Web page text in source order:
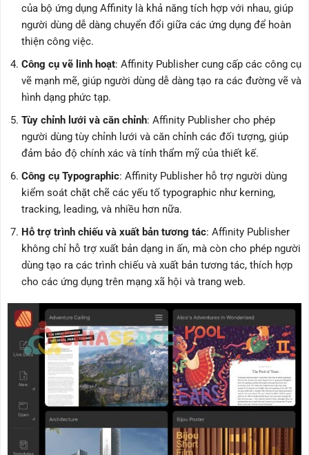
của bộ ứng dụng Affinity là khả năng tích hợp với nhau, giúp
người dùng dễ dàng chuyển đổi giữa các ứng dụng để hoàn
thiện công việc.
Công cụ vẽ linh hoạt: Affinity Publisher cung cấp các công cụ
vẽ mạnh mẽ, giúp người dùng dễ dàng tạo ra các đường vẽ và
hình dạng phức tạp.
Tùy chỉnh lưới và căn chỉnh: Affinity Publisher cho phép
người dùng tùy chỉnh lưới và căn chỉnh các đối tượng, giúp
đảm bảo độ chính xác và tính thẩm mỹ của thiết kế.
Công cụ Typographic: Affinity Publisher hỗ trợ người dùng
kiểm soát chặt chẽ các yếu tố typographic như kerning,
tracking, leading, và nhiều hơn nữa.
Hỗ trợ trình chiếu và xuất bản tương tác: Affinity Publisher
không chỉ hỗ trợ xuất bản dạng in ấn, mà còn cho phép người
dùng tạo ra các trình chiếu và xuất bản tương tác, thích hợp
cho các ứng dụng trên mạng xã hội và trang web.